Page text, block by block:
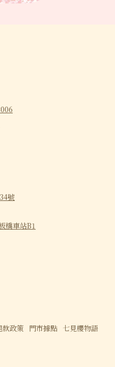
號
橋車站B1
款政策 門市據點 七見櫻物語